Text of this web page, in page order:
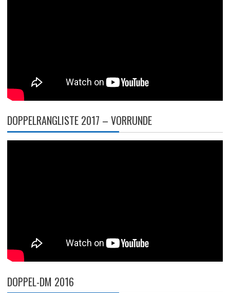
DOPPELRANGLISTE 2017 – VORRUNDE
DOPPEL-DM 2016